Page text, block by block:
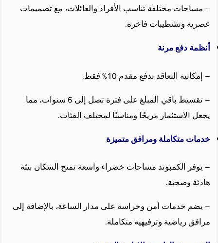
– مساحات مختلفة تناسب الأفراد والعائلات، مع تصميمات
عصرية وتشطيبات فاخرة.
أنظمة دفع مرنة
– إمكانية التعاقد بدفع مقدم 10% فقط.
– تقسيط باقي المبلغ على فترة تصل إلى 6 سنوات، مما
يجعل الاستثمار مريحًا ومناسبًا لمختلف الفئات.
خدمات متكاملة ومرافق متميزة
– يوفر الكمبوند مساحات خضراء واسعة تمنح السكان بيئة
هادئة وصحية.
– يضم خدمات أمن وحراسة على مدار الساعة، بالإضافة إلى
مرافق رياضية وترفيهية متكاملة.